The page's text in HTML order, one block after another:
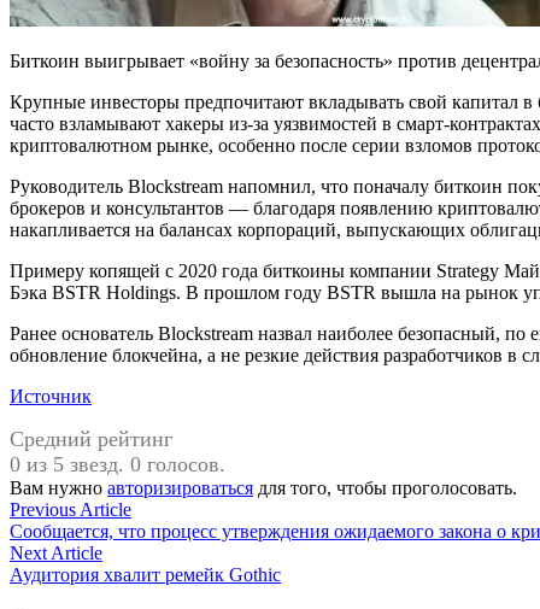
Биткоин выигрывает «войну за безопасность» против
Крупные инвесторы предпочитают вкладывать свой капитал
часто взламывают хакеры из-за уязвимостей в смарт-
криптовалютном рынке, особенно после серии взломов
Руководитель Blockstream напомнил, что поначалу биткоин
брокеров и консультантов — благодаря появлению
накапливается на балансах корпораций, выпускающих
Примеру копящей с 2020 года биткоины компании Strategy
Бэка BSTR Holdings. В прошлом году BSTR вышла на рынок
Ранее основатель Blockstream назвал наиболее безопасный,
обновление блокчейна, а не резкие действия разработчиков в
Источник
Средний рейтинг
0 из 5 звезд. 0 голосов.
Вам нужно авторизироваться для того, чтобы проголосовать.
Навигация
по
записям
Previous ArticlePrevious
article:
Сообщается, что процесс утверждения ожидаемого закона о
Next ArticleNext
article:
Аудитория хвалит ремейк Gothic